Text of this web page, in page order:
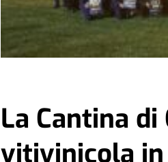
La Cantina
vitivinicola